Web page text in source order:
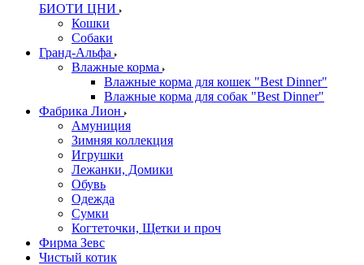
БИОТИ ЦНИ
Кошки
Собаки
Гранд-Альфа
Влажные корма
Влажные корма для кошек "Best Dinner"
Влажные корма для собак "Best Dinner"
Фабрика Лион
Амуниция
Зимняя коллекция
Игрушки
Лежанки, Домики
Обувь
Одежда
Сумки
Когтеточки, Щетки и проч
Фирма Зевс
Чистый котик